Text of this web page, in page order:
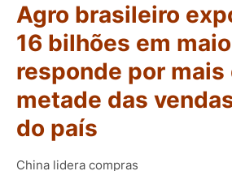
Agro brasileiro
16 bilhões em
responde por mais
metade das
do país
China lidera compras